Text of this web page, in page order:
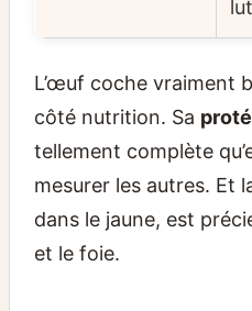
L’œuf coche vraiment
côté nutrition. Sa
tellement complète
mesurer les autres. Et
dans le jaune, est
et le foie.